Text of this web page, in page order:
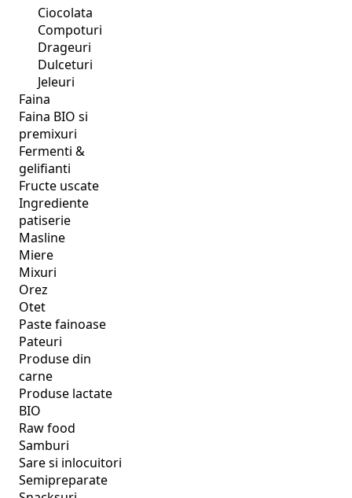
Ciocolata
Compoturi
Drageuri
Dulceturi
Jeleuri
Faina
Faina BIO si
premixuri
Fermenti &
gelifianti
Fructe uscate
Ingrediente
patiserie
Masline
Miere
Mixuri
Orez
Otet
Paste fainoase
Pateuri
Produse din
carne
Produse lactate
BIO
Raw food
Samburi
Sare si inlocuitori
Semipreparate